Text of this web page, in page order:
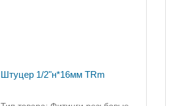
Штуцер 1/2"н*16мм TRm